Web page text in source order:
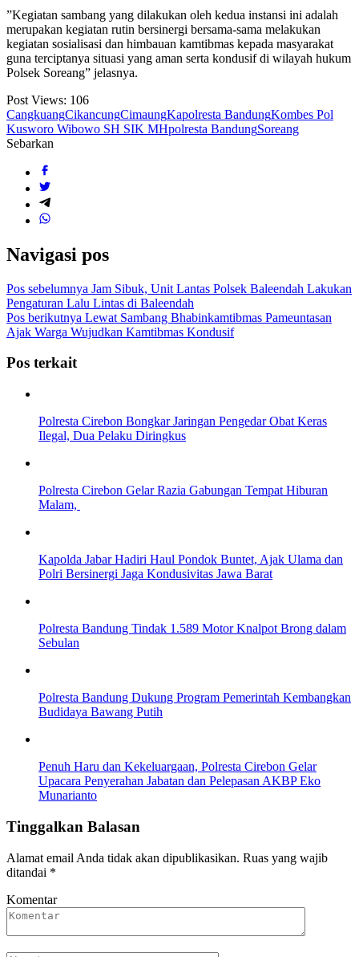
”Kegiatan sambang yang dilakukan oleh kedua instansi ini adalah
merupakan kegiatan rutin bersinergi bersama-sama melakukan
kegiatan sosialisasi dan himbauan kamtibmas kepada masyarakat
guna terciptanya situasi yang aman serta kondusif di wilayah hukum
Polsek Soreang” jelasnya.
Post Views: 106
CangkuangCikancungCimaungKapolresta BandungKombes Pol
Kusworo Wibowo SH SIK MHpolresta BandungSoreang
Sebarkan
Navigasi pos
Pos sebelumnya Jam Sibuk, Unit Lantas Polsek Baleendah Lakukan
Pengaturan Lalu Lintas di Baleendah
Pos berikutnya Lewat Sambang Bhabinkamtibmas Pameuntasan
Ajak Warga Wujudkan Kamtibmas Kondusif
Pos terkait
Polresta Cirebon Bongkar Jaringan Pengedar Obat Keras
Ilegal, Dua Pelaku Diringkus
Polresta Cirebon Gelar Razia Gabungan Tempat Hiburan
Malam,
Kapolda Jabar Hadiri Haul Pondok Buntet, Ajak Ulama dan
Polri Bersinergi Jaga Kondusivitas Jawa Barat
Polresta Bandung Tindak 1.589 Motor Knalpot Brong dalam
Sebulan
Polresta Bandung Dukung Program Pemerintah Kembangkan
Budidaya Bawang Putih
Penuh Haru dan Kekeluargaan, Polresta Cirebon Gelar
Upacara Penyerahan Jabatan dan Pelepasan AKBP Eko
Munarianto
Tinggalkan Balasan
Alamat email Anda tidak akan dipublikasikan. Ruas yang wajib
ditandai *
Komentar